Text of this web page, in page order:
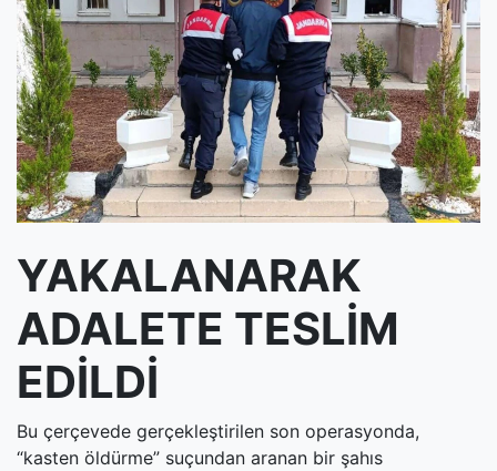
Teknoloji(current)
Özel Haber(current)
Dünya(current)
Yerel(current)
YAKALANARAK
ADALETE TESLİM
EDİLDİ
Bu çerçevede gerçekleştirilen son operasyonda,
“kasten öldürme” suçundan aranan bir şahıs